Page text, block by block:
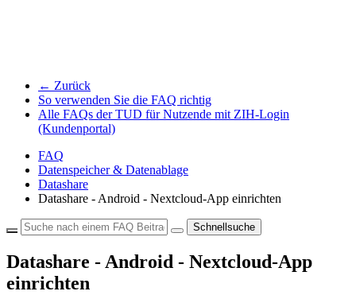
← Zurück
So verwenden Sie die FAQ richtig
Alle FAQs der TUD für Nutzende mit ZIH-Login
(Kundenportal)
FAQ
Datenspeicher & Datenablage
Datashare
Datashare - Android - Nextcloud-App einrichten
Schnellsuche
Datashare - Android - Nextcloud-App
einrichten